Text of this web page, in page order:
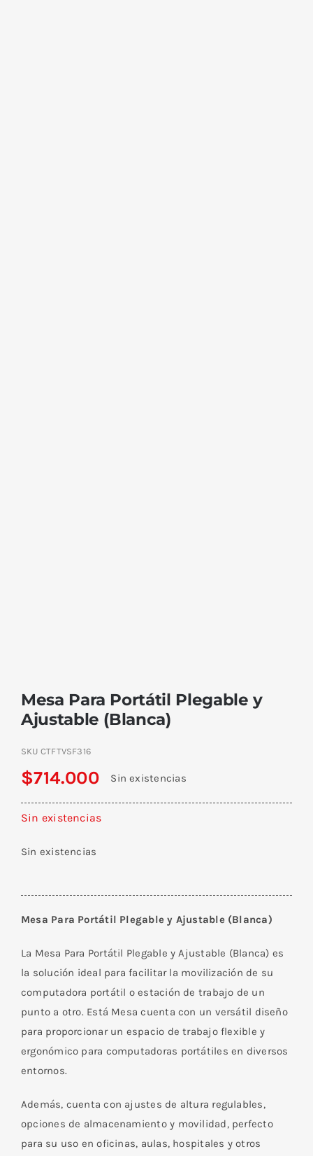
Mesa Para Portátil Plegable y
Ajustable (Blanca)
SKU CTFTVSF316
$714.000 Sin existencias
Sin existencias
Sin existencias
Mesa Para Portátil Plegable y Ajustable (Blanca)
La Mesa Para Portátil Plegable y Ajustable (Blanca) es
la solución ideal para facilitar la movilización de su
computadora portátil o estación de trabajo de un
punto a otro. Está Mesa cuenta con un versátil diseño
para proporcionar un espacio de trabajo flexible y
ergonómico para computadoras portátiles en diversos
entornos.
Además, cuenta con ajustes de altura regulables,
opciones de almacenamiento y movilidad, perfecto
para su uso en oficinas, aulas, hospitales y otros